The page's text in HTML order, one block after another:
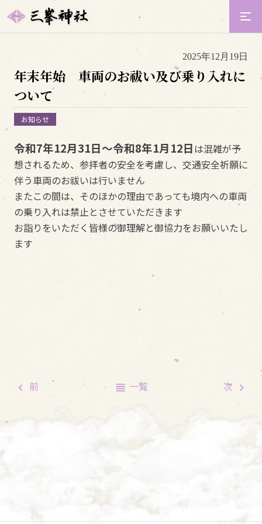
2025年12月19日
年末年始 車両のお祓い及び乗り入れに
ついて
お知らせ
令和7年12月31日～令和8年1月12日は混雑が予
想されるため、参拝者の安全を考慮し、交通安全祈願に
伴う車両のお祓いは行いません
またこの間は、そのほかの理由であっても境内への車両
の乗り入れは禁止とさせていただきます
お詣りをいただく皆様の御理解と御協力をお願いいたし
ます
前 一覧 次